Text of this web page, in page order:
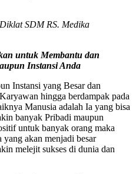
SDM RS. Medika
untuk Membantu dan
Instansi Anda
Instansi yang Besar dan
hingga berdampak pada
Manusia adalah Ia yang bisa
banyak Pribadi maupun
untuk banyak orang maka
akan menjadi besar
melejit sukses di dunia dan